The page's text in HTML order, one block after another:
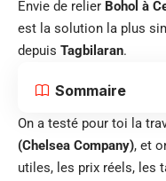
Envie de relier Bohol à
est la solution la plus
depuis Tagbilaran.
Sommaire
On a testé pour toi la
(Chelsea Company), et
utiles, les prix réels, les